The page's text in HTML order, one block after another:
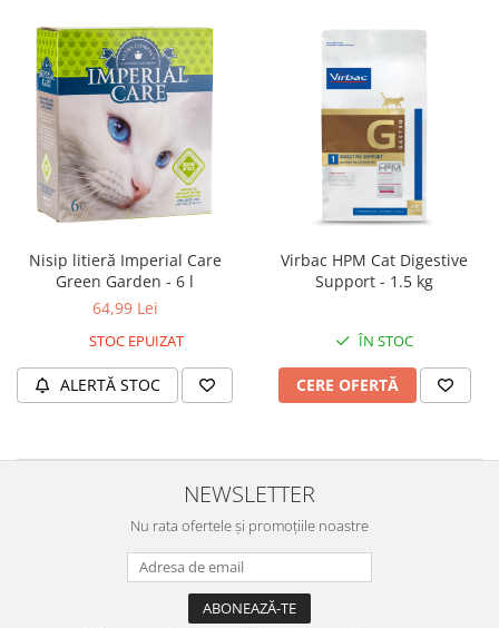
Nisip litieră Imperial Care
Green Garden - 6 l
64,99 Lei
STOC EPUIZAT
ALERTĂ STOC
Virbac HPM Cat Digestive
Support - 1.5 kg
ÎN STOC
CERE OFERTĂ
NEWSLETTER
Nu rata ofertele și promoțiile noastre